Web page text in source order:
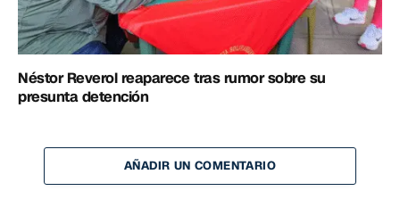
Néstor Reverol reaparece tras rumor sobre su
presunta detención
AÑADIR UN COMENTARIO